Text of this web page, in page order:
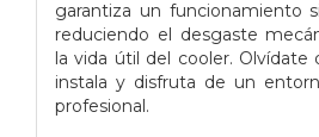
garantiza un funcionamiento
reduciendo el desgaste
la vida útil del cooler. Olvídate
instala y disfruta de un
profesional.